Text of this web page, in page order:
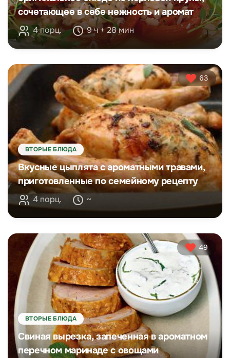
сочетающее в себе нежность и аромат
4 порц. 9 ч + 28 мин
63
ВТОРЫЕ БЛЮДА
Вкусные цыплята с ароматными травами,
приготовленные по семейному рецепту
4 порц. ~
49
ВТОРЫЕ БЛЮДА
Свиная вырезка, запеченная в ароматном
перечном маринаде с овощами